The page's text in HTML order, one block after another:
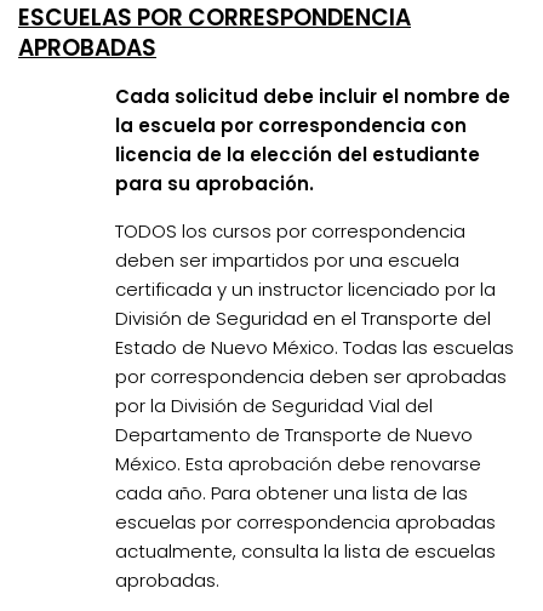
ESCUELAS POR CORRESPONDENCIA
APROBADAS
Cada solicitud debe incluir el nombre de
la escuela por correspondencia con
licencia de la elección del estudiante
para su aprobación.
TODOS los cursos por correspondencia
deben ser impartidos por una escuela
certificada y un instructor licenciado por la
División de Seguridad en el Transporte del
Estado de Nuevo México. Todas las escuelas
por correspondencia deben ser aprobadas
por la División de Seguridad Vial del
Departamento de Transporte de Nuevo
México. Esta aprobación debe renovarse
cada año. Para obtener una lista de las
escuelas por correspondencia aprobadas
actualmente, consulta la lista de escuelas
aprobadas.